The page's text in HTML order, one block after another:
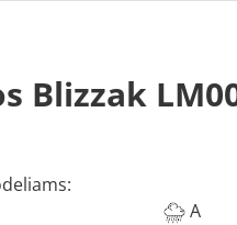
Blizzak
A